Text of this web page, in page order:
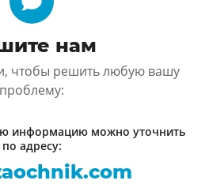
нам
чтобы решить любую вашу
проблему:
информацию можно уточнить
по адресу: